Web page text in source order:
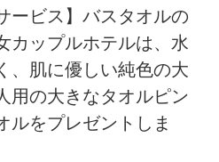
ービス】バスタオルの
カップルホテルは、水
、肌に優しい純色の大
用の大きなタオルピン
ルをプレゼントしま